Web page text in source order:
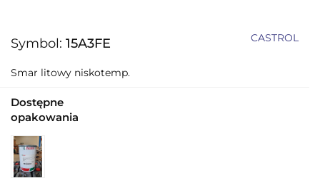
Symbol: 15A3FE CASTROL
Smar litowy niskotemp.
Dostępne
opakowania